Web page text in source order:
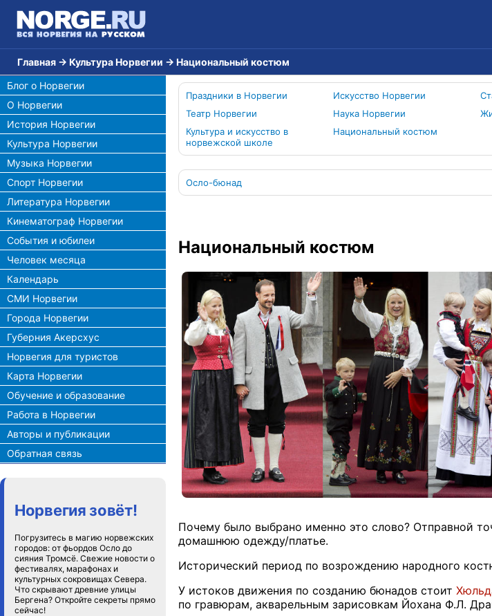
Главная → Культура Норвегии → Национальный костюм
Блог о Норвегии
О Норвегии
История Норвегии
Культура Норвегии
Музыка Норвегии
Спорт Норвегии
Литература Норвегии
Кинематограф Норвегии
События и юбилеи
Человек месяца
Календарь
СМИ Норвегии
Города Норвегии
Губерния Акерсхус
Норвегия для туристов
Карта Норвегии
Обучение и образование
Работа в Норвегии
Авторы и публикации
Обратная связь
Норвегия зовёт!
Погрузитесь в магию норвежских
городов: от фьордов Осло до
сияния Тромсё. Свежие новости о
фестивалях, марафонах и
культурных сокровищах Севера.
Что скрывают древние улицы
Бергена? Откройте секреты прямо
сейчас!
Праздники в Норвегии Искусство Норвегии
Театр Норвегии
Наука Норвегии
Культура и искусство в
норвежской школе
Национальный костюм
Осло-бюнад
Национальный костюм
Почему было выбрано именно это слово? Отправной
домашнюю одежду/платье.
Исторический период по возрождению народного
У истоков движения по созданию бюнадов стоит
по гравюрам, акварельным зарисовкам Йохана Ф.Л.